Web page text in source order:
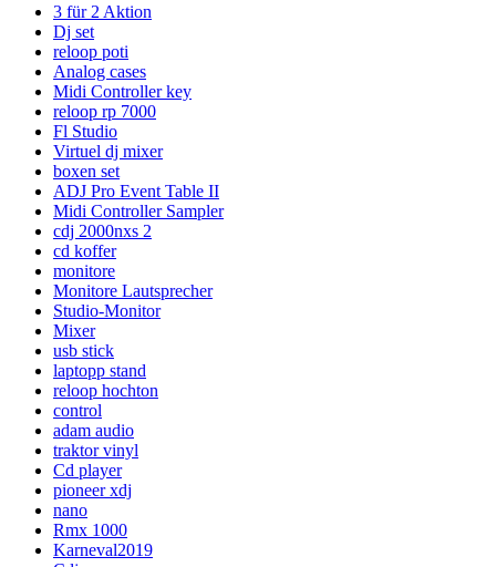
3 für 2 Aktion
Dj set
reloop poti
Analog cases
Midi Controller key
reloop rp 7000
Fl Studio
Virtuel dj mixer
boxen set
ADJ Pro Event Table II
Midi Controller Sampler
cdj 2000nxs 2
cd koffer
monitore
Monitore Lautsprecher
Studio-Monitor
Mixer
usb stick
laptopp stand
reloop hochton
control
adam audio
traktor vinyl
Cd player
pioneer xdj
nano
Rmx 1000
Karneval2019